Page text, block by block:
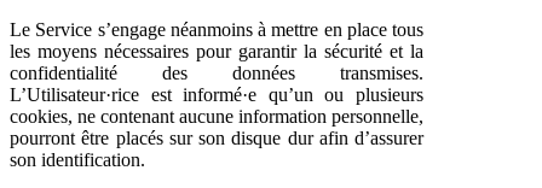
Le Service s’engage néanmoins à mettre en place tous
les moyens nécessaires pour garantir la sécurité et la
confidentialité des données transmises.
L’Utilisateur·rice est informé·e qu’un ou plusieurs
cookies, ne contenant aucune information personnelle,
pourront être placés sur son disque dur afin d’assurer
son identification.